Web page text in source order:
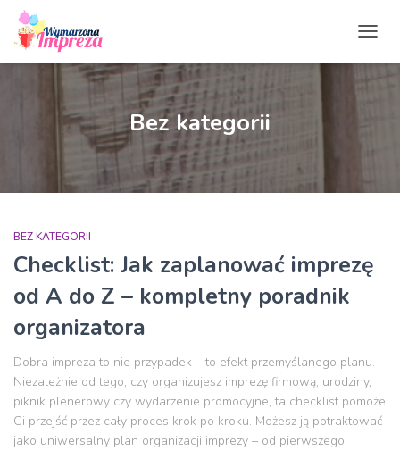
Bez kategorii
BEZ KATEGORII
Checklist: Jak zaplanować imprezę
od A do Z – kompletny poradnik
organizatora
Dobra impreza to nie przypadek – to efekt przemyślanego planu.
Niezależnie od tego, czy organizujesz imprezę firmową, urodziny,
piknik plenerowy czy wydarzenie promocyjne, ta checklist pomoże
Ci przejść przez cały proces krok po kroku. Możesz ją potraktować
jako uniwersalny plan organizacji imprezy – od pierwszego